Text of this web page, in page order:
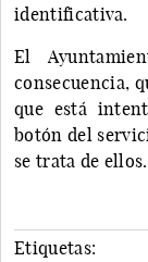
identificativa.
El
consecuencia,
que está
botón del
se trata de ellos.
Etiquetas: